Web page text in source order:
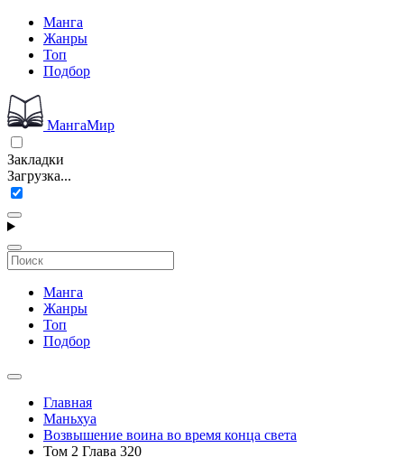
Манга
Жанры
Топ
Подбор
МангаМир
Закладки
Загрузка...
Манга
Жанры
Топ
Подбор
Главная
Маньхуа
Возвышение воина во время конца света
Том 2 Глава 320